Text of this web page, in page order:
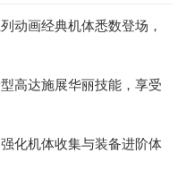
动画经典机体悉数登场，
高达施展华丽技能，享受
化机体收集与装备进阶体